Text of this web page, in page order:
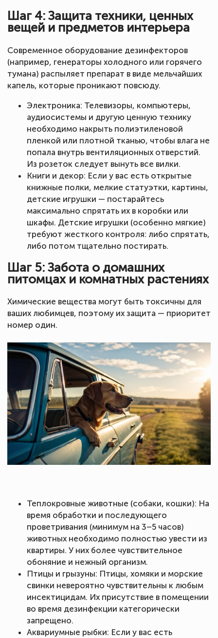
Шаг 4: Защита техники, ценных
вещей и предметов интерьера
Современное оборудование дезинфекторов
(например, генераторы холодного или горячего
тумана) распыляет препарат в виде мельчайших
капель, которые проникают повсюду.
Электроника: Телевизоры, компьютеры,
аудиосистемы и другую ценную технику
необходимо накрыть полиэтиленовой
пленкой или плотной тканью, чтобы влага не
попала внутрь вентиляционных отверстий.
Из розеток следует вынуть все вилки.
Книги и декор: Если у вас есть открытые
книжные полки, мелкие статуэтки, картины,
детские игрушки — постарайтесь
максимально спрятать их в коробки или
шкафы. Детские игрушки (особенно мягкие)
требуют жесткого контроля: либо спрятать,
либо потом тщательно постирать.
Шаг 5: Забота о домашних
питомцах и комнатных растениях
Химические вещества могут быть токсичны для
ваших любимцев, поэтому их защита — приоритет
номер один.
Теплокровные животные (собаки, кошки): На
время обработки и последующего
проветривания (минимум на 3–5 часов)
животных необходимо полностью увести из
квартиры. У них более чувствительное
обоняние и нежный организм.
Птицы и грызуны: Птицы, хомяки и морские
свинки невероятно чувствительны к любым
инсектицидам. Их присутствие в помещении
во время дезинфекции категорически
запрещено.
Аквариумные рыбки: Если у вас есть